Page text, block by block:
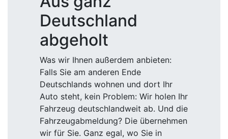
Deutschland
abgeholt
Was wir Ihnen außerdem anbieten:
Falls Sie am anderen Ende
Deutschlands wohnen und dort Ihr
Auto steht, kein Problem: Wir holen Ihr
Fahrzeug deutschlandweit ab. Und die
Fahrzeugabmeldung? Die übernehmen
wir für Sie. Ganz egal, wo Sie in